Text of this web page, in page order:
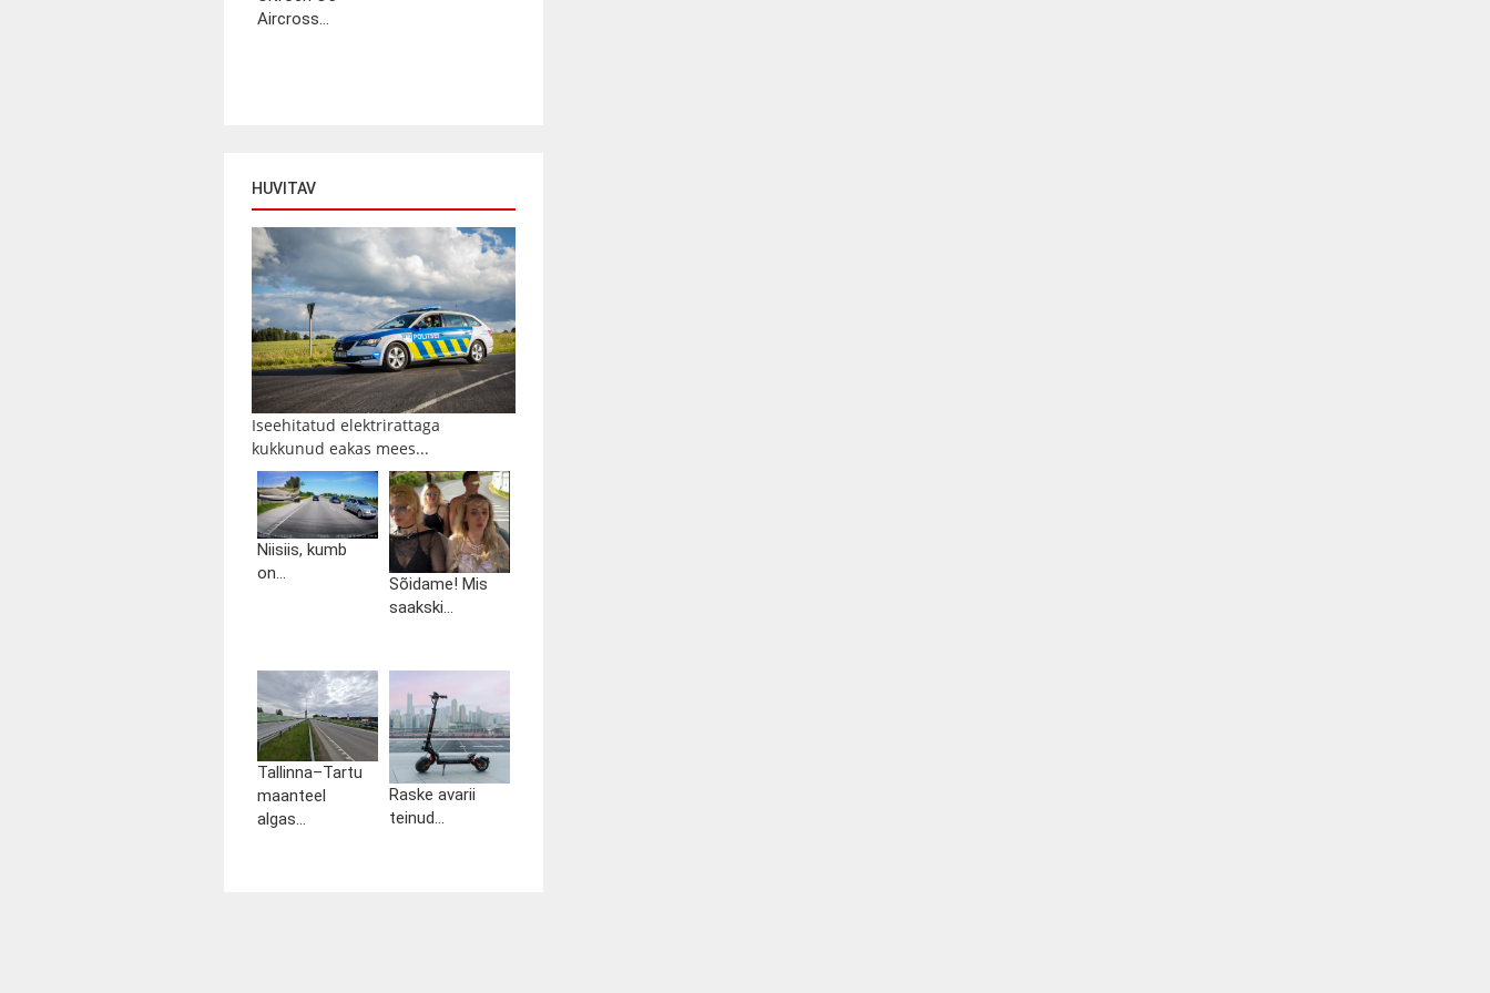
Aircross...
HUVITAV
Iseehitatud elektrirattaga
kukkunud eakas mees...
Niisiis, kumb
on...
Sõidame! Mis
saakski...
Tallinna–Tartu
maanteel
algas...
Raske avarii
teinud...